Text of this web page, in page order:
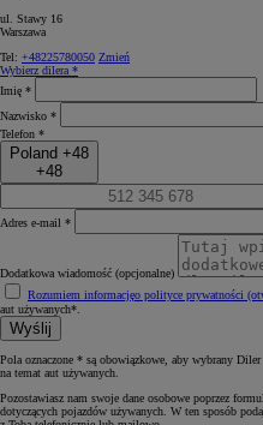
ul. Stawy 16
Warszawa
Tel: +48225780050 Zmień
Wybierz dilera *
Imię *
Nazwisko *
Telefon *
Poland +48
+48
Adres e-mail *
Dodatkowa wiadomość (opcjonalne)
Rozumiem informacjęo polityce prywatności
aut używanych*.
Wyślij
Pola oznaczone * są obowiązkowe, aby wybrany
na temat aut używanych.
Pozostawiasz nam swoje dane osobowe poprzez
dotyczących pojazdów używanych. W ten sposób